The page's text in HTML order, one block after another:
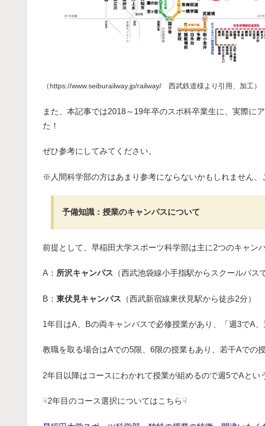
（https://www.seiburailway.jp/railway/ 西武鉄道様より引用、加工）
また、本記事では2018～19年卒のスポ科卒業生に、実際に
た！
ぜひ参考にしてみてください。
※人間科学部の方はあまり参考にならないかもしれません、
予備知識：授業のキャンパスについて
前提として、早稲田大学スポーツ科学部は主に2つのキャン
A： 所沢キャンパス （西武池袋線小手指駅からスクールバス
B： 東伏見キャンパス （西武新宿線東伏見駅から徒歩2分）
1年目はA、Bの両キャンパスで必修授業があり、「週3でA
教職を取る場合はAでの5限、6限の授業もあり、若干Aでの
2年目以降はコースにわかれて授業が組めるので週5でAとい
☟2年目のコース選択についてはこちら☟